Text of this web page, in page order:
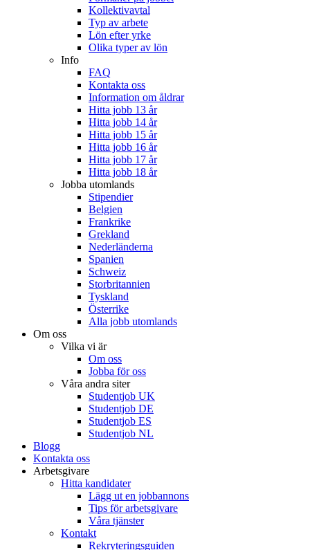
Kollektivavtal
Typ av arbete
Lön efter yrke
Olika typer av lön
Info
FAQ
Kontakta oss
Information om åldrar
Hitta jobb 13 år
Hitta jobb 14 år
Hitta jobb 15 år
Hitta jobb 16 år
Hitta jobb 17 år
Hitta jobb 18 år
Jobba utomlands
Stipendier
Belgien
Frankrike
Grekland
Nederländerna
Spanien
Schweiz
Storbritannien
Tyskland
Österrike
Alla jobb utomlands
Om oss
Vilka vi är
Om oss
Jobba för oss
Våra andra siter
Studentjob UK
Studentjob DE
Studentjob ES
Studentjob NL
Blogg
Kontakta oss
Arbetsgivare
Hitta kandidater
Lägg ut en jobbannons
Tips för arbetsgivare
Våra tjänster
Kontakt
Rekryteringsguiden